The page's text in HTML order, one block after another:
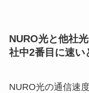
NURO光と他社
社中2番目に速い
NURO光の通信速